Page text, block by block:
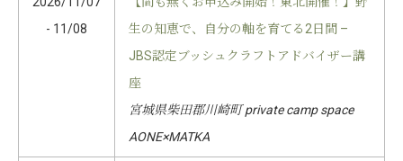
- 11/08
生の知恵で、自分の軸を育てる2日間 –
JBS認定ブッシュクラフトアドバイザー講
座
宮城県柴田郡川崎町 private camp space
AONE×MATKA